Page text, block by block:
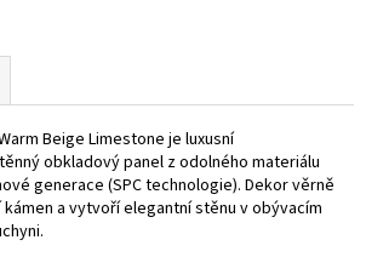
Beige Limestone je luxusní
obkladový panel z odolného materiálu
generace (SPC technologie). Dekor věrně
a vytvoří elegantní stěnu v obývacím